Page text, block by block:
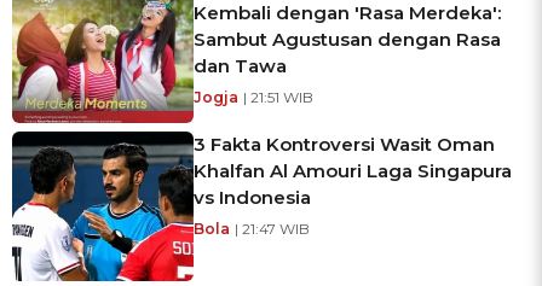
Kembali dengan 'Rasa Merdeka':
Sambut Agustusan dengan Rasa
dan Tawa
Jogja | 21:51 WIB
3 Fakta Kontroversi Wasit Oman
Khalfan Al Amouri Laga Singapura
vs Indonesia
Bola | 21:47 WIB